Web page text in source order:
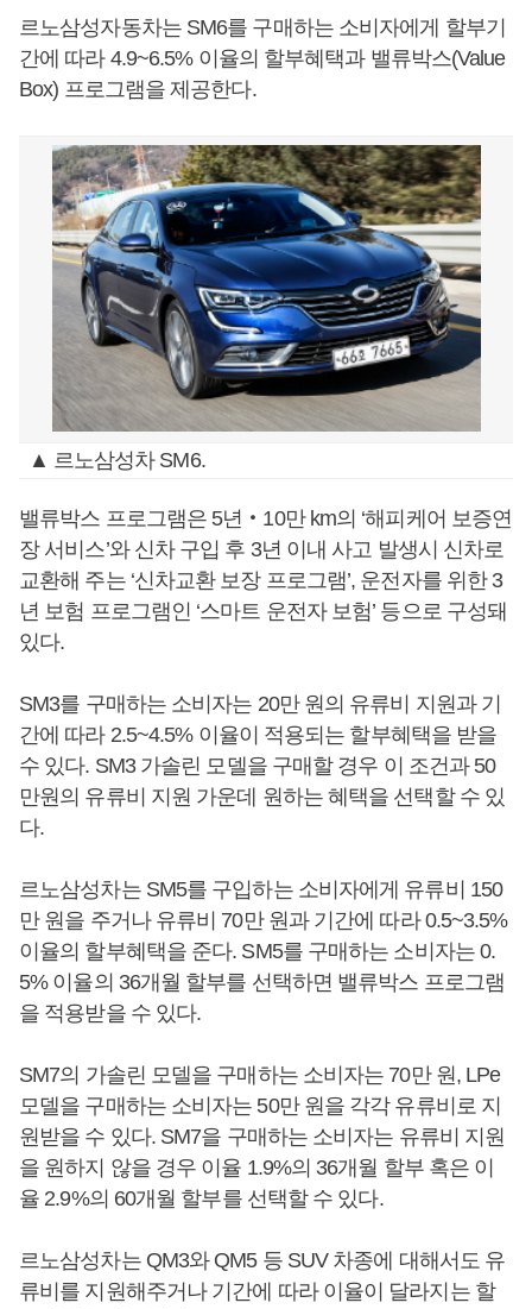
르노삼성자동차는 SM6를 구매하는 소비자에게 할부기
간에 따라 4.9~6.5% 이율의 할부혜택과 밸류박스(Value
Box) 프로그램을 제공한다.
▲ 르노삼성차 SM6.
밸류박스 프로그램은 5년‧10만 km의 ‘해피케어 보증연
장 서비스’와 신차 구입 후 3년 이내 사고 발생시 신차로
교환해 주는 ‘신차교환 보장 프로그램’, 운전자를 위한 3
년 보험 프로그램인 ‘스마트 운전자 보험’ 등으로 구성돼
있다.
SM3를 구매하는 소비자는 20만 원의 유류비 지원과 기
간에 따라 2.5~4.5% 이율이 적용되는 할부혜택을 받을
수 있다. SM3 가솔린 모델을 구매할 경우 이 조건과 50
만원의 유류비 지원 가운데 원하는 혜택을 선택할 수 있
다.
르노삼성차는 SM5를 구입하는 소비자에게 유류비 150
만 원을 주거나 유류비 70만 원과 기간에 따라 0.5~3.5%
이율의 할부혜택을 준다. SM5를 구매하는 소비자는 0.
5% 이율의 36개월 할부를 선택하면 밸류박스 프로그램
을 적용받을 수 있다.
SM7의 가솔린 모델을 구매하는 소비자는 70만 원, LPe
모델을 구매하는 소비자는 50만 원을 각각 유류비로 지
원받을 수 있다. SM7을 구매하는 소비자는 유류비 지원
을 원하지 않을 경우 이율 1.9%의 36개월 할부 혹은 이
율 2.9%의 60개월 할부를 선택할 수 있다.
르노삼성차는 QM3와 QM5 등 SUV 차종에 대해서도 유
류비를 지원해주거나 기간에 따라 이율이 달라지는 할